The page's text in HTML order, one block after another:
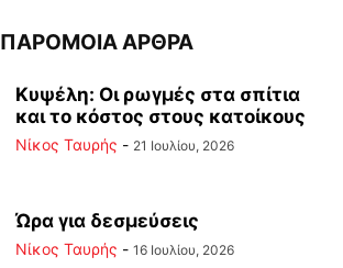
ΠΑΡΟΜΟΙΑ ΑΡΘΡΑ
Κυψέλη: Οι ρωγμές στα σπίτια
και το κόστος στους κατοίκους
Νίκος Ταυρής - 21 Ιουλίου, 2026
Ώρα για δεσμεύσεις
Νίκος Ταυρής - 16 Ιουλίου, 2026